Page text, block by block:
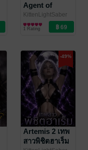
Agent of
Death
KittenLightSaber
นิยายลึกลับ/เขย่า
ขวัญ
1 Rating
-49%
Artemis 2 เทพ
สาวพิชิตฮาเร็ม